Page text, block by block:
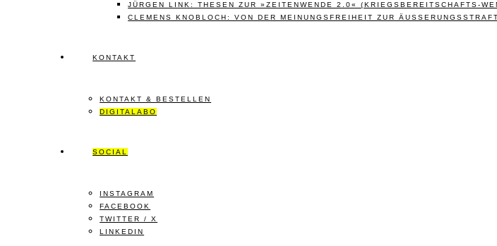
JÜRGEN LINK: THESEN ZUR »ZEITENWENDE 2.0« (KRIEGSBEREITSCHAFTS-
CLEMENS KNOBLOCH: VON DER MEINUNGSFREIHEIT ZUR
KONTAKT
KONTAKT & BESTELLEN
DIGITALABO
SOCIAL
INSTAGRAM
FACEBOOK
TWITTER / X
LINKEDIN